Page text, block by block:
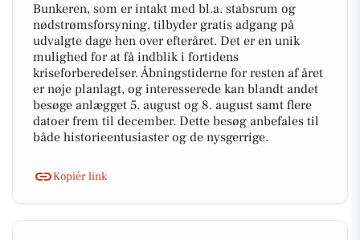
Bunkeren, som er intakt med bl.a. stabsrum og
nødstrømsforsyning, tilbyder gratis adgang på
udvalgte dage hen over efteråret. Det er en unik
mulighed for at få indblik i fortidens
kriseforberedelser. Åbningstiderne for resten af året
er nøje planlagt, og interesserede kan blandt andet
besøge anlægget 5. august og 8. august samt flere
datoer frem til december. Dette besøg anbefales til
både historieentusiaster og de nysgerrige.
Kopiér link